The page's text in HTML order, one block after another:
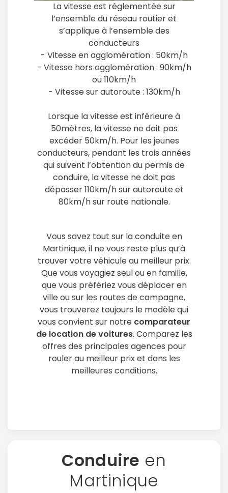
La vitesse est réglementée sur
l’ensemble du réseau routier et
s’applique à l’ensemble des
conducteurs
- Vitesse en agglomération : 50km/h
- Vitesse hors agglomération : 90km/h
ou 110km/h
- Vitesse sur autoroute : 130km/h
Lorsque la vitesse est inférieure à
50mètres, la vitesse ne doit pas
excéder 50km/h. Pour les jeunes
conducteurs, pendant les trois années
qui suivent l’obtention du permis de
conduire, la vitesse ne doit pas
dépasser 110km/h sur autoroute et
80km/h sur route nationale.
Vous savez tout sur la conduite en
Martinique, il ne vous reste plus qu’à
trouver votre véhicule au meilleur prix.
Que vous voyagiez seul ou en famille,
que vous préfériez vous déplacer en
ville ou sur les routes de campagne,
vous trouverez toujours le modèle qui
vous convient sur notre comparateur
de location de voitures. Comparez les
offres des principales agences pour
rouler au meilleur prix et dans les
meilleures conditions.
Conduire en
Martinique